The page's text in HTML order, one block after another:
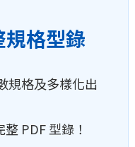
格型錄
規格及多樣化出
PDF 型錄！